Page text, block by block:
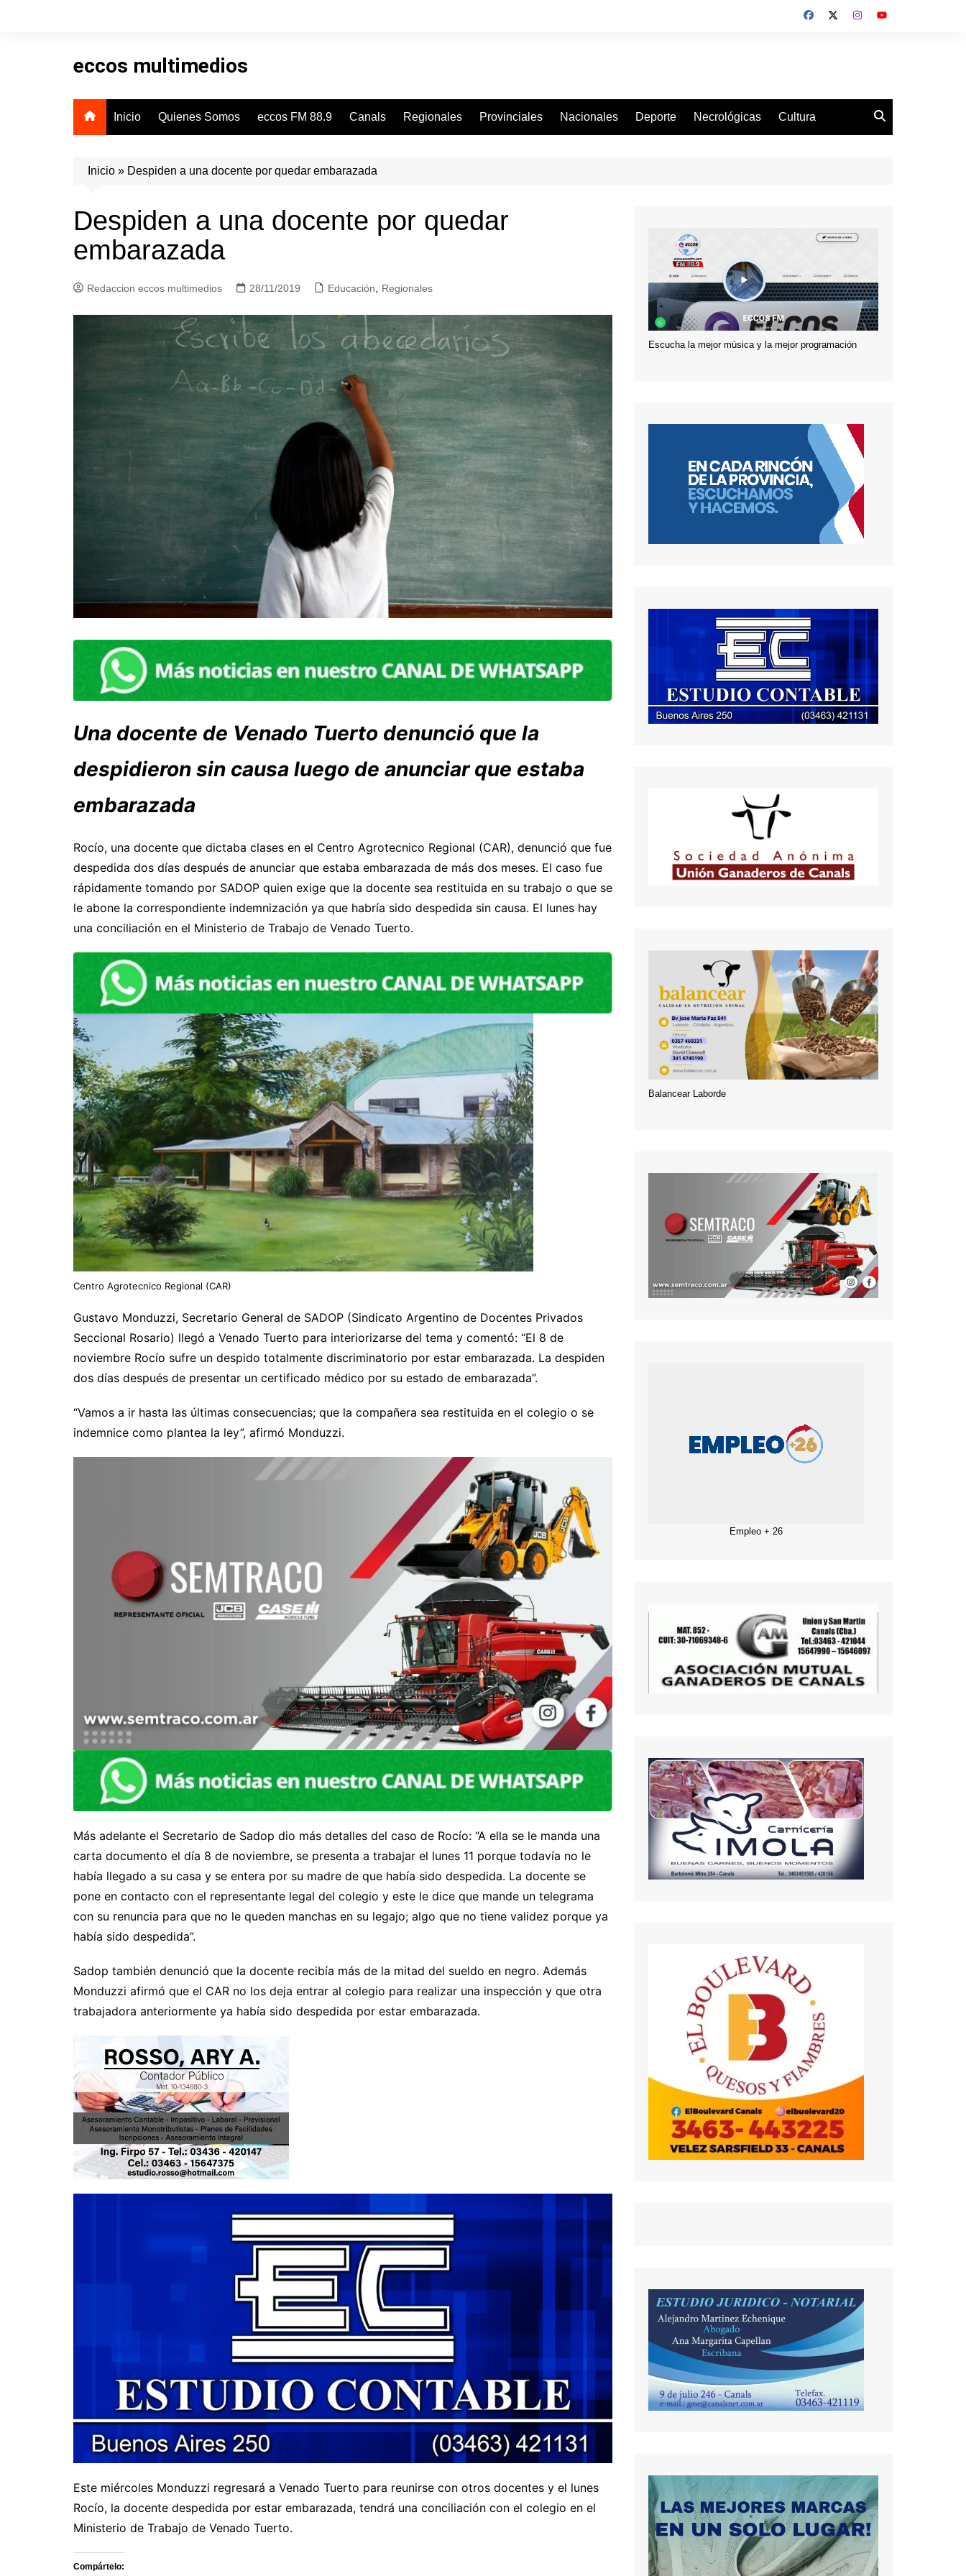
eccos multimedios
Inicio Quienes Somos eccos FM 88.9 Canals Regionales Provinciales Nacionales Deporte Necrológicas Cultura
Inicio » Despiden a una docente por quedar embarazada
Despiden a una docente por quedar
embarazada
Redaccion eccos multimedios 28/11/2019 Educación Regionales
Una docente de Venado Tuerto denunció que la
despidieron sin causa luego de anunciar que estaba
embarazada
Rocío, una docente que dictaba clases en el Centro Agrotecnico Regional (CAR), denunció que fue
despedida dos días después de anunciar que estaba embarazada de más dos meses. El caso fue
rápidamente tomando por SADOP quien exige que la docente sea restituida en su trabajo o que se
le abone la correspondiente indemnización ya que habría sido despedida sin causa. El lunes hay
una conciliación en el Ministerio de Trabajo de Venado Tuerto.
Centro Agrotecnico Regional (CAR)
Gustavo Monduzzi, Secretario General de SADOP (Sindicato Argentino de Docentes Privados
Seccional Rosario) llegó a Venado Tuerto para interiorizarse del tema y comentó: “El 8 de
noviembre Rocío sufre un despido totalmente discriminatorio por estar embarazada. La despiden
dos días después de presentar un certificado médico por su estado de embarazada”.
“Vamos a ir hasta las últimas consecuencias; que la compañera sea restituida en el colegio o se
indemnice como plantea la ley”, afirmó Monduzzi.
Más adelante el Secretario de Sadop dio más detalles del caso de Rocío: “A ella se le manda una
carta documento el día 8 de noviembre, se presenta a trabajar el lunes 11 porque todavía no le
había llegado a su casa y se entera por su madre de que había sido despedida. La docente se
pone en contacto con el representante legal del colegio y este le dice que mande un telegrama
con su renuncia para que no le queden manchas en su legajo; algo que no tiene validez porque ya
había sido despedida”.
Sadop también denunció que la docente recibía más de la mitad del sueldo en negro. Además
Monduzzi afirmó que el CAR no los deja entrar al colegio para realizar una inspección y que otra
trabajadora anteriormente ya había sido despedida por estar embarazada.
Este miércoles Monduzzi regresará a Venado Tuerto para reunirse con otros docentes y el lunes
Rocío, la docente despedida por estar embarazada, tendrá una conciliación con el colegio en el
Ministerio de Trabajo de Venado Tuerto.
Compártelo:
Escucha la mejor música y la mejor programación
Balancear Laborde
Empleo + 26